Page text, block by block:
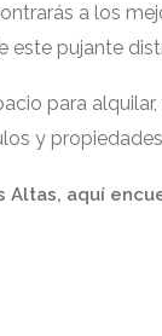
a los
este pujante
para
y
Altas, aquí